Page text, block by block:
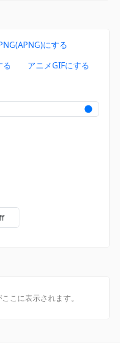
にする
る アニメGIFにする
こに表示されます。